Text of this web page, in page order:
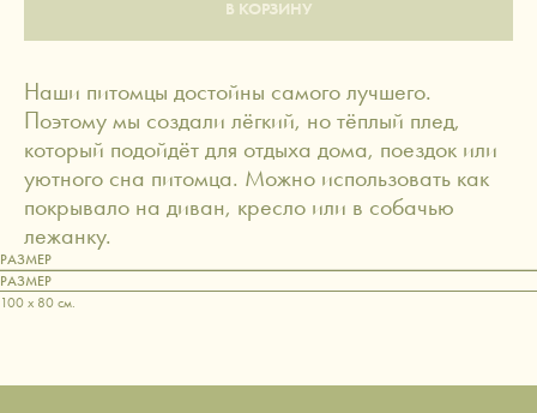
В КОРЗИНУ
Наши питомцы достойны самого лучшего.
Поэтому мы создали лёгкий, но тёплый плед,
который подойдёт для отдыха дома, поездок или
уютного сна питомца. Можно использовать как
покрывало на диван, кресло или в собачью
лежанку.
РАЗМЕР
РАЗМЕР
100 x 80 см.